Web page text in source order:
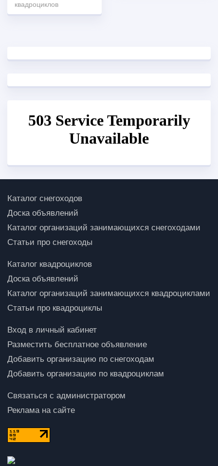
квадроциклов
Каталог снегоходов
Доска объявлений
Каталог организаций занимающихся снегоходами
Статьи про снегоходы
Каталог квадроциклов
Доска объявлений
Каталог организаций занимающихся квадроциклами
Статьи про квадроциклы
Вход в личный кабинет
Разместить бесплатное объявление
Добавить организацию по снегоходам
Добавить организацию по квадроциклам
Связаться с администратором
Реклама на сайте